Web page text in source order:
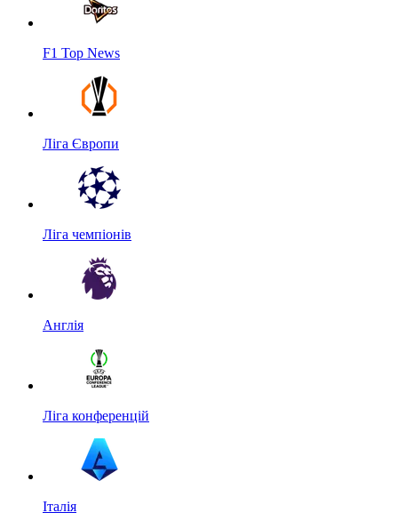
F1 Top News
Ліга Європи
Ліга чемпіонів
Англія
Ліга конференцій
Італія